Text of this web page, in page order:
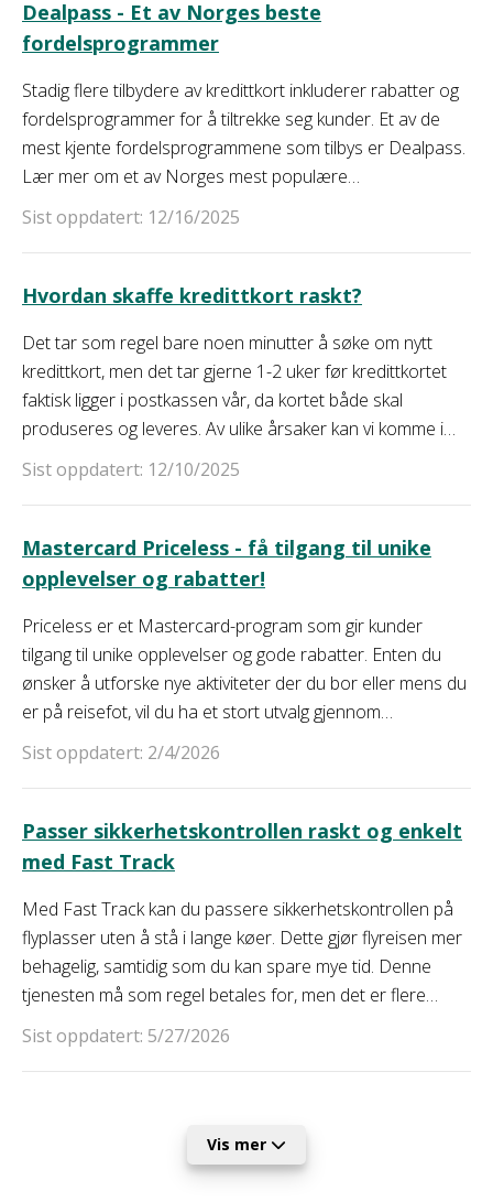
Dealpass - Et av Norges beste
fordelsprogrammer
Stadig flere tilbydere av kredittkort inkluderer rabatter og
fordelsprogrammer for å tiltrekke seg kunder. Et av de
mest kjente fordelsprogrammene som tilbys er Dealpass.
Lær mer om et av Norges mest populære
fordelsprogrammer i denne artikkelen.
Sist oppdatert: 12/16/2025
Hvordan skaffe kredittkort raskt?
Det tar som regel bare noen minutter å søke om nytt
kredittkort, men det tar gjerne 1-2 uker før kredittkortet
faktisk ligger i postkassen vår, da kortet både skal
produseres og leveres. Av ulike årsaker kan vi komme i
situasjoner der vi trenger eller ønsker et nytt kredittkort
raskt. La oss nå se på hvordan man kan få et nytt
Sist oppdatert: 12/10/2025
Mastercard Priceless - få tilgang til unike
opplevelser og rabatter!
Priceless er et Mastercard-program som gir kunder
tilgang til unike opplevelser og gode rabatter. Enten du
ønsker å utforske nye aktiviteter der du bor eller mens du
er på reisefot, vil du ha et stort utvalg gjennom
programmet. Med Mastercard Priceless vil du skape
minner som varer livet ut. Få all informasjonen du trenger
Sist oppdatert: 2/4/2026
Passer sikkerhetskontrollen raskt og enkelt
med Fast Track
Med Fast Track kan du passere sikkerhetskontrollen på
flyplasser uten å stå i lange køer. Dette gjør flyreisen mer
behagelig, samtidig som du kan spare mye tid. Denne
tjenesten må som regel betales for, men det er flere
kredittkort som tilbyr tilgang til Fast Track, uten ekstra
kostnader.
Sist oppdatert: 5/27/2026
Vis mer